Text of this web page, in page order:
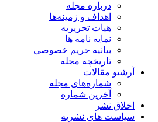
درباره مجله
اهداف و زمینه‌ها
هیات تحریریه
نمایه نامه ها
بیانیه حریم خصوصی
تاریخچه مجله
آرشیو مقالات
شماره‌های مجله
آخرین شماره
اخلاق نشر
سیاست های نشریه